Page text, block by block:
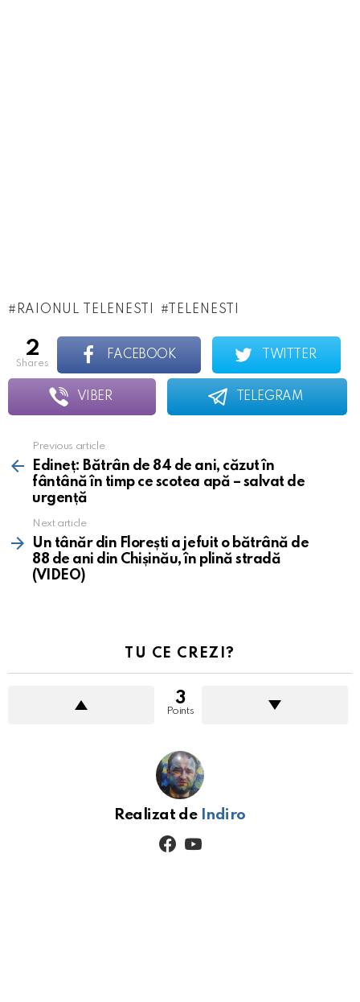
RAIONUL TELENESTI TELENESTI
2
shares
FACEBOOK TWITTER
VIBER TELEGRAM
more
Previous article
Edineț: Bătrân de 84 de ani, căzut în
fântână în timp ce scotea apă – salvat de
urgență
Next article
Un tânăr din Florești a jefuit o bătrână de
88 de ani din Chișinău, în plină stradă
(VIDEO)
TU CE CREZI?
3
Points
Realizat de Indiro